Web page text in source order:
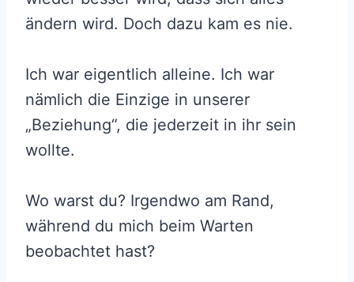
ändern wird. Doch dazu kam es nie.
Ich war eigentlich alleine. Ich war
nämlich die Einzige in unserer
„Beziehung“, die jederzeit in ihr sein
wollte.
Wo warst du? Irgendwo am Rand,
während du mich beim Warten
beobachtet hast?